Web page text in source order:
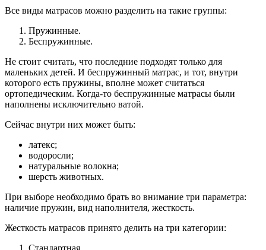
Все виды матрасов можно разделить на такие группы:
Пружинные.
Беспружинные.
Не стоит считать, что последние подходят только для
маленьких детей. И беспружинный матрас, и тот, внутри
которого есть пружины, вполне может считаться
ортопедическим. Когда-то беспружинные матрасы были
наполнены исключительно ватой.
Сейчас внутри них может быть:
латекс;
водоросли;
натуральные волокна;
шерсть животных.
При выборе необходимо брать во внимание три параметра:
наличие пружин, вид наполнителя, жесткость.
Жесткость матрасов принято делить на три категории:
Стандартная.